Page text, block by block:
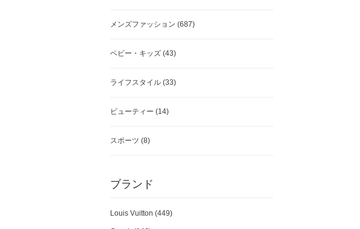
メンズファッション (687)
ベビー・キッズ (43)
ライフスタイル (33)
ビューティー (14)
スポーツ (8)
ブランド
Louis Vuitton (449)